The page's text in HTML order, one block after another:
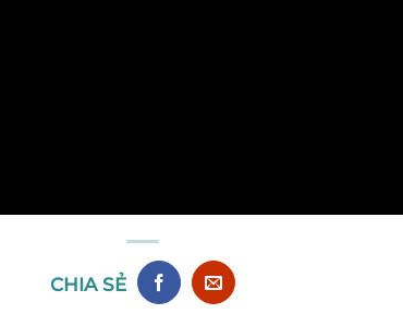
CHIA SẺ